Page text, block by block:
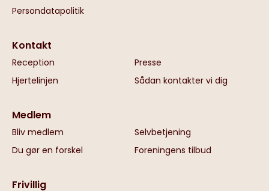
Persondatapolitik
Kontakt
Reception
Presse
Hjertelinjen
Sådan kontakter vi dig
Medlem
Bliv medlem
Selvbetjening
Du gør en forskel
Foreningens tilbud
Frivillig